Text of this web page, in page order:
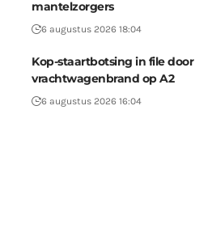
mantelzorgers
6 augustus 2026 18:04
Kop-staartbotsing in file door
vrachtwagenbrand op A2
6 augustus 2026 16:04